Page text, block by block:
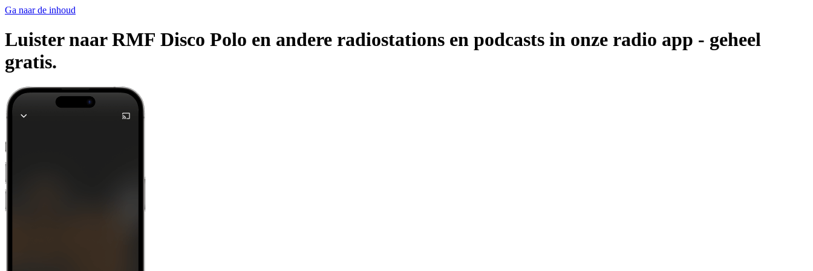
Ga naar de inhoud
Luister naar RMF Disco Polo en andere radiostations en podcasts in onze radio app - geheel
gratis.